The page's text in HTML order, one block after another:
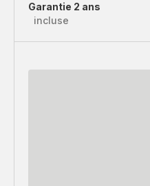
Garantie 2 ans
incluse